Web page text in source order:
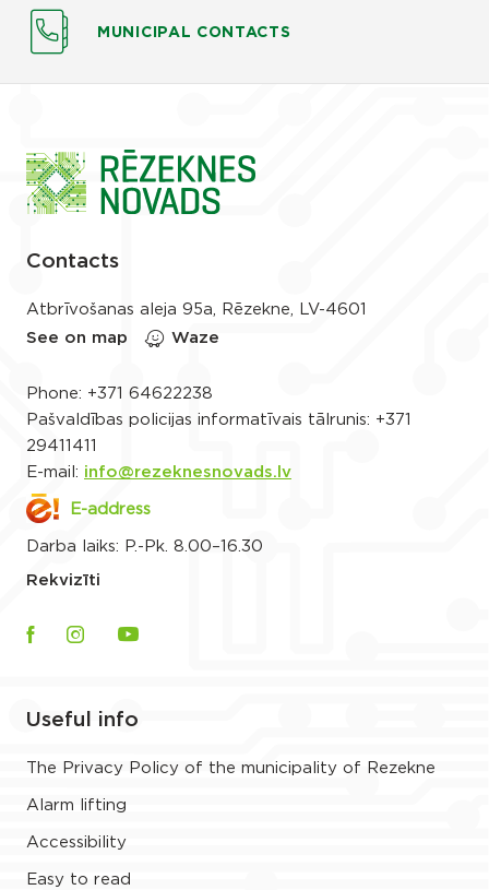
MUNICIPAL CONTACTS
Contacts
Atbrīvošanas aleja 95a, Rēzekne, LV-4601
See on map
Waze
Phone: +371 64622238
Pašvaldības policijas informatīvais tālrunis: +371
29411411
E-mail: info@rezeknesnovads.lv
E-address
Darba laiks: P.-Pk. 8.00–16.30
Rekvizīti
Useful info
The Privacy Policy of the municipality of Rezekne
Alarm lifting
Accessibility
Easy to read